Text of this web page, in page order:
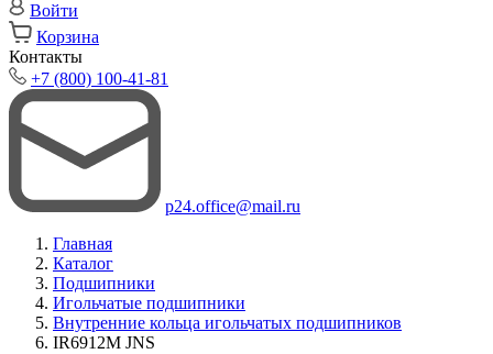
Войти
Корзина
Контакты
+7 (800) 100-41-81
p24.office@mail.ru
Главная
Каталог
Подшипники
Игольчатые подшипники
Внутренние кольца игольчатых подшипников
IR6912M JNS